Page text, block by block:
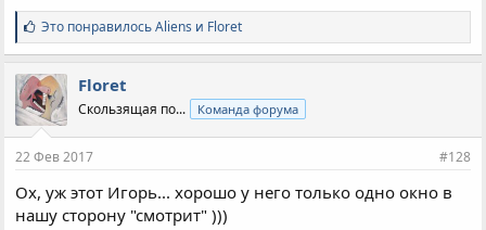
С
и
м
п
а
т
и
:
Это понравилосьAliens и Floret
Floret
Скользящая по... Команда форума
22 Фев 2017 #128
Ох, уж этот Игорь... хорошо у него только одно окно в
нашу сторону "смотрит" )))